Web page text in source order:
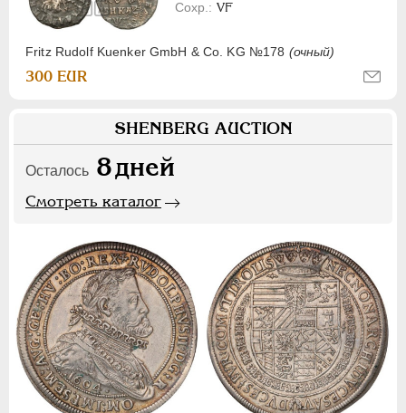
Fritz Rudolf Kuenker GmbH & Co. KG №178 (очный)
VF
300 EUR
SHENBERG AUCTION
Осталось 8дней
Смотреть каталог